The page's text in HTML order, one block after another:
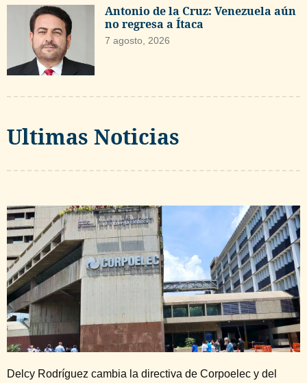
Antonio de la Cruz: Venezuela aún
no regresa a Ítaca
7 agosto, 2026
Ultimas Noticias
Delcy Rodríguez cambia la directiva de Corpoelec y del